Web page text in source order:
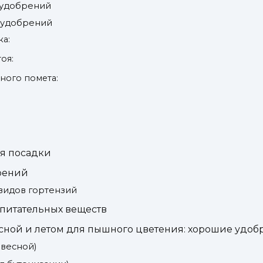
помета:
посадки
гортензий
веществ
и летом для пышного цветения: хорошие